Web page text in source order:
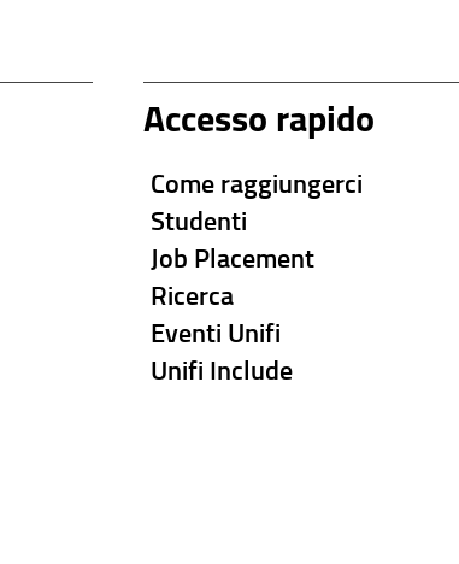
Accesso rapido
Come raggiungerci
Studenti
Job Placement
Ricerca
Eventi Unifi
Unifi Include